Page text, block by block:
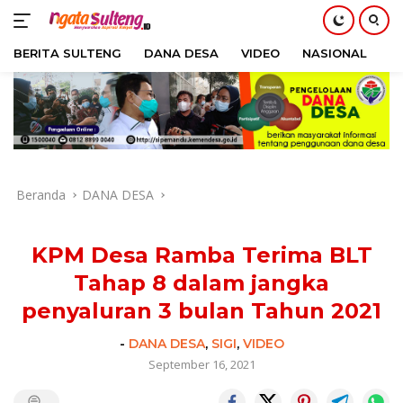
Langsung
konten
BERITA SULTENG DANA DESA VIDEO NASIONAL
Beranda DANA DESA
KPM Desa Ramba Terima BLT
Tahap 8 dalam jangka
penyaluran 3 bulan Tahun 2021
- DANA DESA, SIGI, VIDEO
September 16, 2021